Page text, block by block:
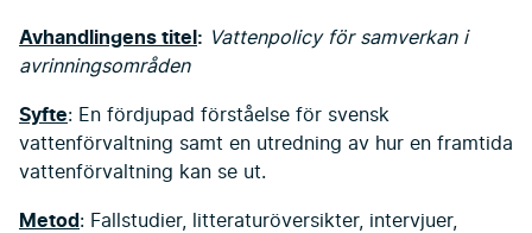
Avhandlingens titel: Vattenpolicy för samverkan i
avrinningsområden
Syfte: En fördjupad förståelse för svensk
vattenförvaltning samt en utredning av hur en framtida
vattenförvaltning kan se ut.
Metod: Fallstudier, litteraturöversikter, intervjuer,